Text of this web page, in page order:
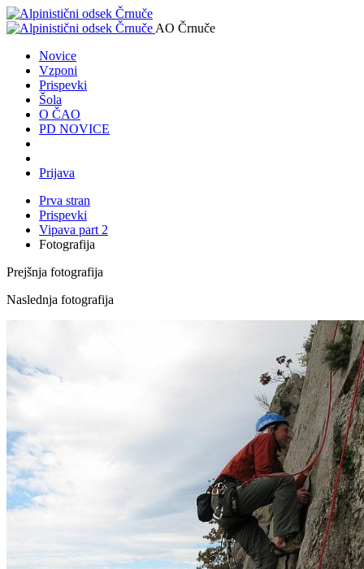
AO Črnuče
Novice
Vzponi
Prispevki
Šola
O ČAO
PD NOVICE
Prijava
Prva stran
Prispevki
Vipava part 2
Fotografija
Prejšnja fotografija
Naslednja fotografija